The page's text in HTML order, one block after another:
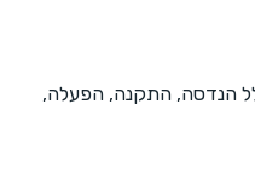
הנדסה, התקנה, הפעלה,